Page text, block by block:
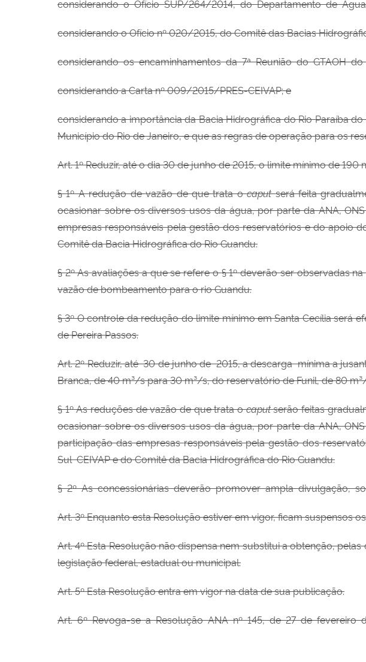
considerando o Ofício SUP/264/2014, do Departamento de
considerando oOfício nº 020/2015, doComitê das Bacias
considerando os encaminhamentos da 7ª Reunião do GTAOH do
considerando a Carta nº 009/2015/PRES-CEIVAP; e
considerando a importância da Bacia Hidrográfica do Rio Paraíba
Município do Rio de Janeiro, e que as regras de operação para os
Art. 1º Reduzir, até o dia 30 de junho de 2015, o limite mínimo de 190
§ 1º Aredução devazão de que trata ocaputserá feita
ocasionar sobre os diversos usos daágua, por parte da ANA,
empresasresponsáveis pelagestão dosreservatórios e do apoio
Comitê da Bacia Hidrográfica do Rio Guandu.
§ 2º Asavaliações a que se refere o§ 1º deverão ser observadas na
vazão de bombeamento para o rio Guandu.
§ 3º O controle daredução do limitemínimo em SantaCecília será
de Pereira Passos.
Art. 2º Reduzir, até 30 de junho de 2015, a descarga mínima a
Branca, de 40 m³/s para 30 m³/s, do reservatório de Funil, de 80
§ 1º Asreduções devazão de que trata ocaputserão feitas
ocasionar sobre os diversos usos daágua, por parte da ANA,
participação das empresasresponsáveis pelagestão dos
SulCEIVAP e do Comitê da Bacia Hidrográfica do Rio Guandu.
§ 2º Asconcessionárias deverão promover ampladivulgação,
Art. 3º Enquanto esta Resolução estiver em vigor, ficam suspensos
Art. 4º Esta Resolução não dispensa nem substitui a obtenção,
legislação federal, estadual ou municipal.
Art. 5º Esta Resolução entra em vigor na data de sua publicação.
Art.6º Revoga-se aResolução ANAnº 145, de 27 de fevereiro